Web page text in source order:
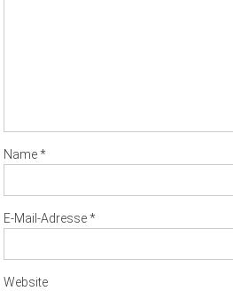
Name*
E-Mail-Adresse*
Website